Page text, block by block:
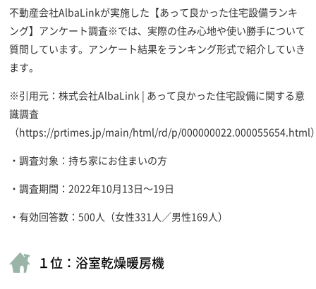
不動産会社AlbaLinkが実施した【あって良かった住宅設備ランキ
ング】アンケート調査※では、実際の住み心地や使い勝手について
質問しています。アンケート結果をランキング形式で紹介していき
ます。
※引用元：株式会社AlbaLink | あって良かった住宅設備に関する意
識調査
（https://prtimes.jp/main/html/rd/p/000000022.000055654.html
・調査対象：持ち家にお住まいの方
・調査期間：2022年10月13日～19日
・有効回答数：500人（女性331人／男性169人）
１位：浴室乾燥暖房機